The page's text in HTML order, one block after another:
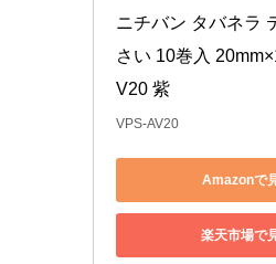
ニチバン タバネラ
さい 10巻入
V20 紫
VPS-AV20
Amazonで
楽天市場で